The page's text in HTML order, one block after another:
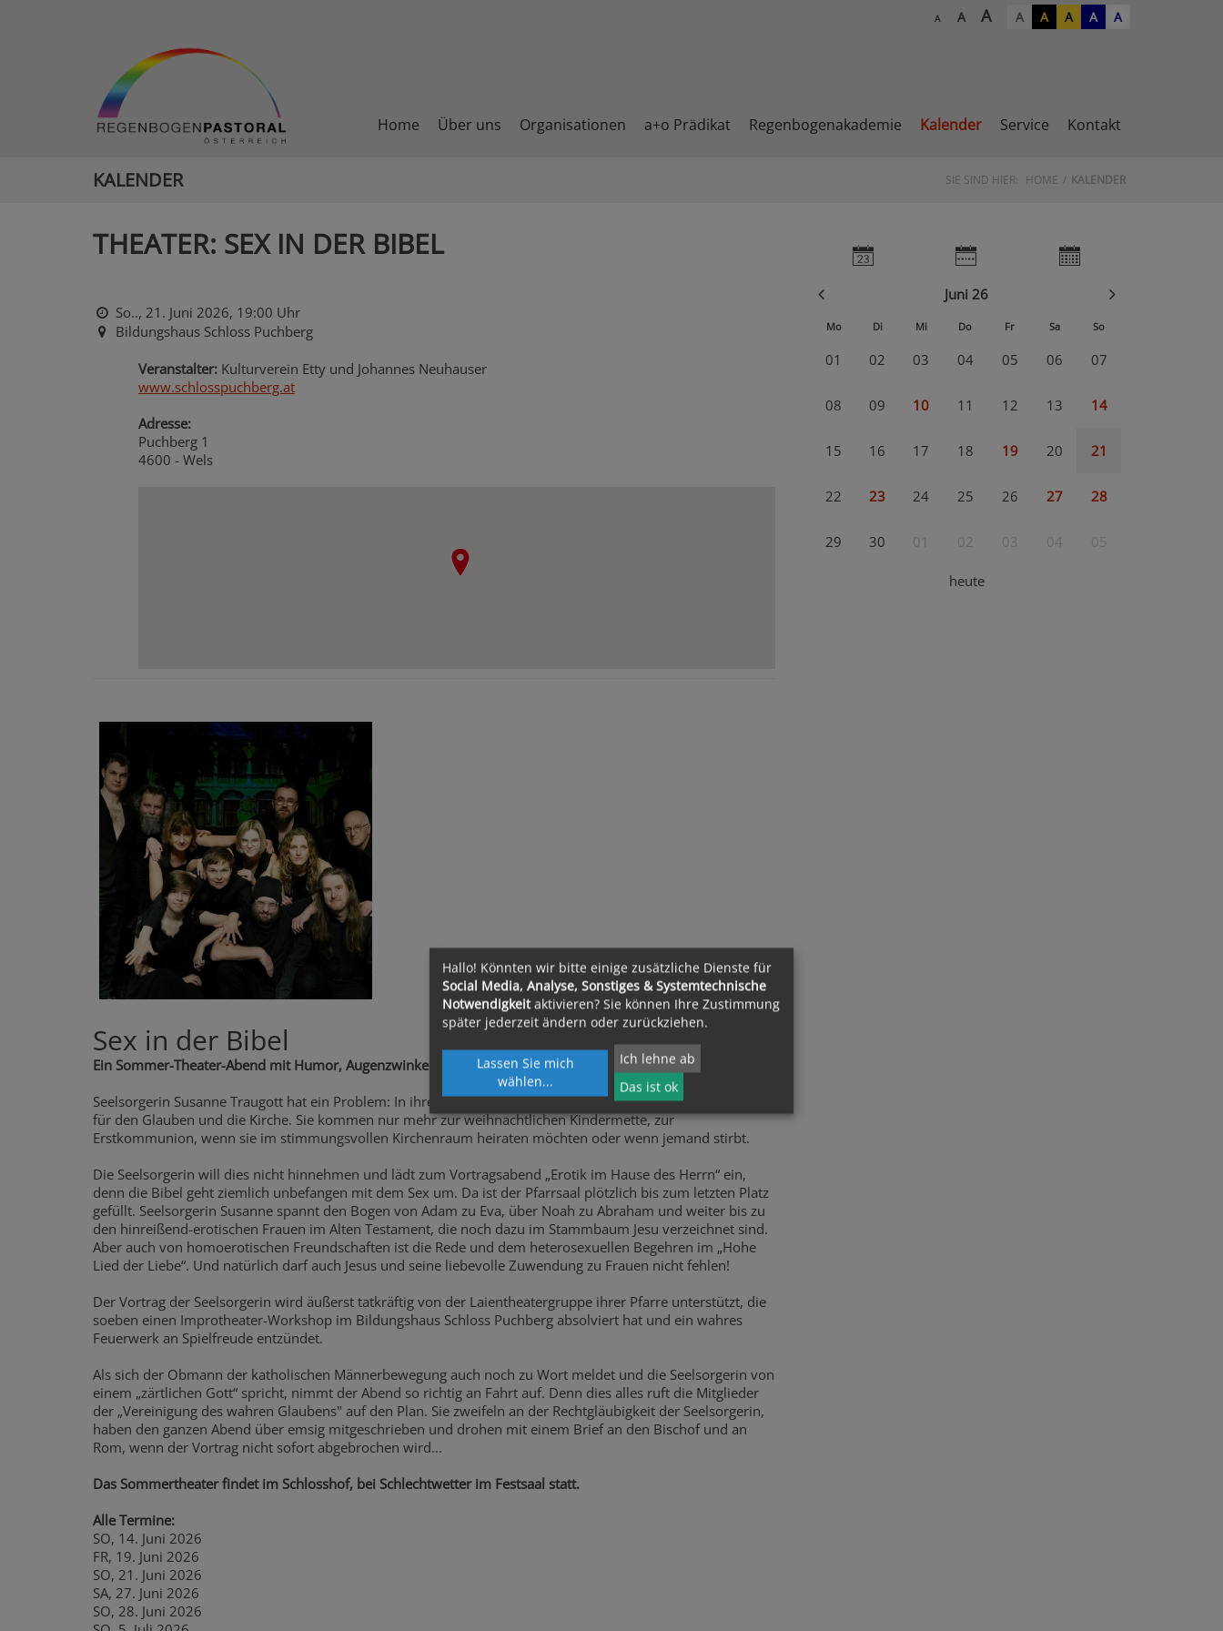
A A A A A A A A
Home Über uns Organisationen a+o Prädikat Regenbogenakademie Kalender Service Kontakt
KALENDER SIE SIND HIER: HOME KALENDER
THEATER: SEX IN DER BIBEL
So.., 21. Juni 2026, 19:00 Uhr
Bildungshaus Schloss Puchberg
Veranstalter: Kulturverein Etty und Johannes Neuhauser
www.schlosspuchberg.at
Adresse:
Puchberg 1
4600 - Wels
Sex in der Bibel
Ein Sommer-Theater-Abend mit Humor, Augenzwinkern und Tiefgang
Seelsorgerin Susanne Traugott hat ein Problem: In ihrer Pfarre interessieren sich immer weniger Menschen
für den Glauben und die Kirche. Sie kommen nur mehr zur weihnachtlichen Kindermette, zur
Erstkommunion, wenn sie im stimmungsvollen Kirchenraum heiraten möchten oder wenn jemand stirbt.
Die Seelsorgerin will dies nicht hinnehmen und lädt zum Vortragsabend „Erotik im Hause des Herrn“ ein,
denn die Bibel geht ziemlich unbefangen mit dem Sex um. Da ist der Pfarrsaal plötzlich bis zum letzten Platz
gefüllt. Seelsorgerin Susanne spannt den Bogen von Adam zu Eva, über Noah zu Abraham und weiter bis zu
den hinreißend-erotischen Frauen im Alten Testament, die noch dazu im Stammbaum Jesu verzeichnet sind.
Aber auch von homoerotischen Freundschaften ist die Rede und dem heterosexuellen Begehren im „Hohe
Lied der Liebe“. Und natürlich darf auch Jesus und seine liebevolle Zuwendung zu Frauen nicht fehlen!
Der Vortrag der Seelsorgerin wird äußerst tatkräftig von der Laientheatergruppe ihrer Pfarre unterstützt, die
soeben einen Improtheater-Workshop im Bildungshaus Schloss Puchberg absolviert hat und ein wahres
Feuerwerk an Spielfreude entzündet.
Als sich der Obmann der katholischen Männerbewegung auch noch zu Wort meldet und die Seelsorgerin von
einem „zärtlichen Gott“ spricht, nimmt der Abend so richtig an Fahrt auf. Denn dies alles ruft die Mitglieder
der „Vereinigung des wahren Glaubens" auf den Plan. Sie zweifeln an der Rechtgläubigkeit der Seelsorgerin,
haben den ganzen Abend über emsig mitgeschrieben und drohen mit einem Brief an den Bischof und an
Rom, wenn der Vortrag nicht sofort abgebrochen wird...
Das Sommertheater findet im Schlosshof, bei Schlechtwetter im Festsaal statt.
Alle Termine:
SO, 14. Juni 2026
FR, 19. Juni 2026
SO, 21. Juni 2026
SA, 27. Juni 2026
SO, 28. Juni 2026
Juni 26
Mo Di Mi Do Fr Sa So
01 02 03 04 05 06 07
08 09 10 11 12 13 14
15 16 17 18 19 20 21
22 23 24 25 26 27 28
29 30 01 02 03 04 05
heute
Hallo! Könnten wir bitte einige zusätzliche Dienste für
Social Media, Analyse, Sonstiges & Systemtechnische
Notwendigkeitaktivieren? Sie können Ihre Zustimmung
später jederzeit ändern oder zurückziehen.
Lassen Sie mich
wählen...
Ich lehne ab
Das ist ok